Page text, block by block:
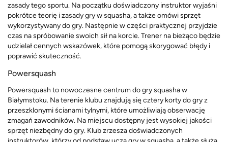
zasady tego sportu. Na początku doświadczony instruktor wyjaśni
pokrótce teorię i zasady gry w squasha, a także omówi sprzęt
wykorzystywany do gry. Następnie w części praktycznej przyjdzie
czas na spróbowanie swoich sił na korcie. Trener na bieżąco będzie
udzielał cennych wskazówek, które pomogą skorygować błędy i
poprawić skuteczność.
Powersquash
Powersquash to nowoczesne centrum do gry squasha w
Białymstoku. Na terenie klubu znajdują się cztery korty do gry z
przeszklonymi ścianami tylnymi, które umożliwiają obserwację
zmagań zawodników. Na miejscu dostępny jest wysokiej jakości
sprzęt niezbędny do gry. Klub zrzesza doświadczonych